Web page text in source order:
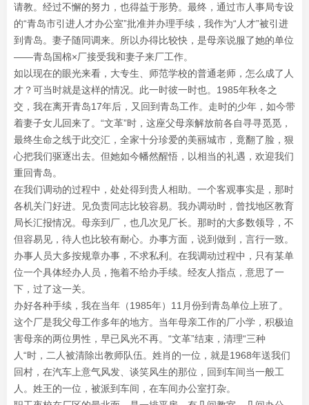
请教。经过不懈的努力，也得益于形势。最终，通过市人事局专设
的“青岛市引进人才办公室”批准并办理手续，我作为“人才”被引进
到青岛。妻子随同调来。所以办得比较快，是母亲说服了她的单位
——青岛国棉×厂接受我和妻子来厂工作。
如以现在的眼光来看，大专生、师范学校的普通老师，怎么成了人
才？可当时就是这样的情况。此一时彼一时也。1985年秋冬之
交，我在离开青岛17年后，又回到青岛工作。走时的少年，如今带
着妻子女儿回来了。“文革”时，这座父母亲解放前各自寻寻觅觅，
最终生命之线于此交汇，全家十分珍爱的美丽城市，竟翻了脸，狠
心把我们驱逐出去。但她如今幡然醒悟，以相当的礼遇，欢迎我们
重回青岛。
在我们调动的过程中，处处得到贵人相助。一个客观事实是，那时
各机关门好进。见负责同志比较容易。我办调动时，曾找地区教育
局长汇报情况。母亲到厂，也几次见厂长。那时的大多数领导，不
但容易见，待人也比较有耐心。办事方面，说到做到，言行一致。
办事人员大多按规章办事，不求私利。在我调动过程中，只有某单
位一个具体经办人员，拖着不给办手续。经友人指点，意思了一
下，过了这一关。
办好各种手续，我在当年（1985年）11月份到青岛单位上班了。
这个厂是我父母工作多年的地方。当年母亲工作的厂小学，积极迫
害母亲的两位男性，早已风光不再。“文革”结束，清理“三种
人“时，二人被清除出教师队伍。姓肖的一位，就是1968年送我们
回村，在汽车上意气风发、谈笑风生的那位，回到车间当一般工
人。姓王的一位，被派到车间，在车间办公室打杂。